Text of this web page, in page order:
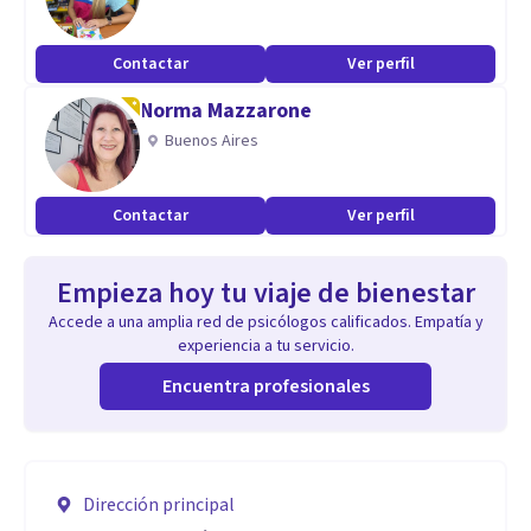
Contactar Ver perfil
Norma Mazzarone
Buenos Aires
Contactar Ver perfil
Empieza hoy tu viaje de bienestar
Accede a una amplia red de psicólogos calificados. Empatía y
experiencia a tu servicio.
Encuentra profesionales
Dirección principal